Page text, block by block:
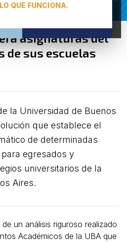
QUE FUNCIONA.
asignaturas del
de sus escuelas
la Universidad de Buenos
que establece el
de determinadas
egresados y
universitarios de la
Aires.
un análisis riguroso realizado
Académicos de la UBA que